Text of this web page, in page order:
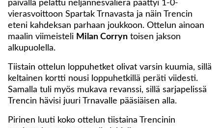
päivällä pelattu neljännesvälierä päättyi 1-0-
vierasvoittoon Spartak Trnavasta ja näin Trencin
eteni kahdeksan parhaan joukkoon. Ottelun ainoan
maalin viimeisteli Milan Corryn toisen jakson
alkupuolella.
Tiistain ottelun loppuhetket olivat varsin kuumia, sillä
keltainen kortti nousi loppuhetkillä peräti viidesti.
Samalla tuli myös mukava revanssi, sillä sarjapelissä
Trencin hävisi juuri Trnavalle pääsiäisen alla.
Pirinen luuti koko ottelun tiistaina Trencinin